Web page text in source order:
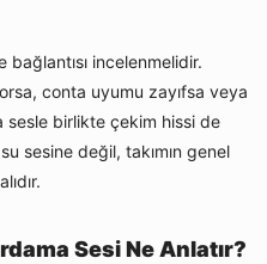
incelenmelidir.
conta uyumu zayıfsa veya
sesle birlikte çekim hissi de
sesine değil, takımın genel
Sesi Ne Anlatır?